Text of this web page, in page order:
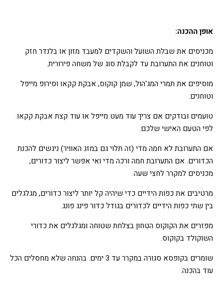
אופן ההכנה:
מכניסים את שבלת השועל והשקדים למעבד מזון או בלנדר חזק
וטוחנים את התערובת עד לקבלת סוג של משחה פירורית.
מוסיפים את תמרי המג'הול, שמן קוקוס, אבקת קקאו וסירופ מייפל
וטוחנים.
טועמים ובודקים אם צריך עוד מעט מייפל או עוד קצת אבקת קקאו.
לפי הטעם האישי שלכם.
אם התערובת לא חמה מדי (זה תלוי גם במזג האוויר) ניגשים להכנת
הכדורים. אם התערובת חמה ורכה מדי ואי אפשר ליצור כדורים,
מכניסים למקרר לחצי שעה.
מרטיבים את כפות הידיים כדי שיהיה קל יותר ליצור כדורים, מגלגלים
בין שתי כפות הידיים לכדורים בגודל כדור פינג פונג.
מפזרים את הקוקוס הטחון בצלחת שטוחה ומגלגלים את כדורי
השוקולד בקוקוס.
שומרים בקופסא סגורה במקרר עד 3 ימים. בהנחה שלא מחסלים הכל
עוד בהכנה.